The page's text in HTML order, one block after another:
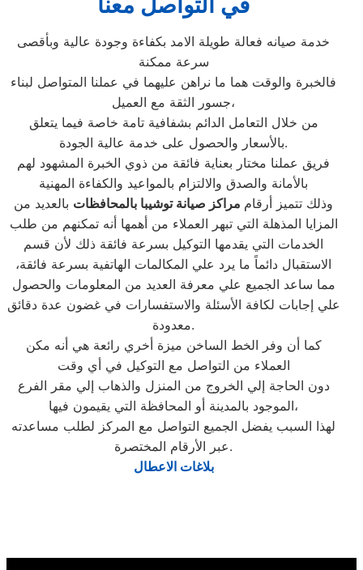
خدمة صيانه فعالة طويلة الامد بكفاءة وجودة عالية وبأقصى
سرعة ممكنة
فالخبرة والوقت هما ما نراهن عليهما في عملنا المتواصل لبناء
جسور الثقة مع العميل،
من خلال التعامل الدائم بشفافية تامة خاصة فيما يتعلق
بالأسعار والحصول على خدمة عالية الجودة.
فريق عملنا مختار بعناية فائقة من ذوي الخبرة المشهود لهم
بالأمانة والصدق والالتزام بالمواعيد والكفاءة المهنية
وذلك تتميز أرقام مراكز صيانة توشيبا بالمحافظات بالعديد من
المزايا المذهلة التي تبهر العملاء من أهمها أنه تمكنهم من طلب
الخدمات التي يقدمها التوكيل بسرعة فائقة ذلك لأن قسم
الاستقبال دائماً ما يرد علي المكالمات الهاتفية بسرعة فائقة،
مما ساعد الجميع علي معرفة العديد من المعلومات والحصول
علي إجابات لكافة الأسئلة والاستفسارات في غضون عدة دقائق
معدودة.
كما أن وفر الخط الساخن ميزة أخري رائعة هي أنه مكن
العملاء من التواصل مع التوكيل في أي وقت
دون الحاجة إلي الخروج من المنزل والذهاب إلي مقر الفرع
الموجود بالمدينة أو المحافظة التي يقيمون فيها،
لهذا السبب يفضل الجميع التواصل مع المركز لطلب مساعدته
عبر الأرقام المختصرة.
بلاغات الاعطال